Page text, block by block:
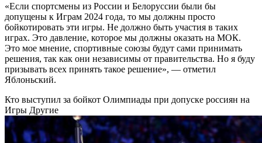
«Если спортсмены из России и Белоруссии были бы
допущены к Играм 2024 года, то мы должны просто
бойкотировать эти игры. Не должно быть участия в таких
играх. Это давление, которое мы должны оказать на МОК.
Это мое мнение, спортивные союзы будут сами принимать
решения, так как они независимы от правительства. Но я буду
призывать всех принять такое решение», — отметил
Яблоньский.
Кто выступил за бойкот Олимпиады при допуске россиян на
Игры Другие